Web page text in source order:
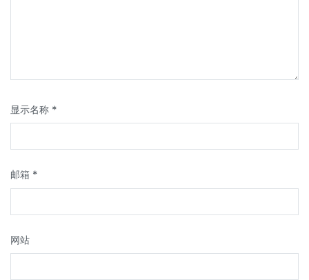
显示名称 *
邮箱 *
网站